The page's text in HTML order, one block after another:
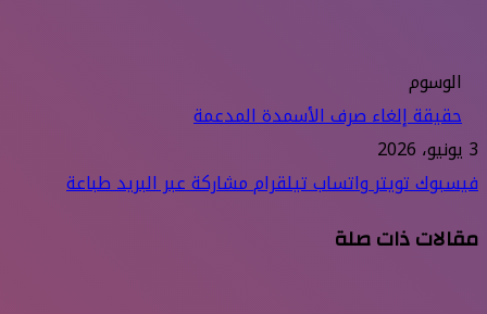
الوسوم
حقيقة إلغاء صرف الأسمدة المدعمة
3 يونيو، 2026
فيسبوكتويتر واتسابتيلقراممشاركة عبر البريدطباعة
مقالات ذات صلة